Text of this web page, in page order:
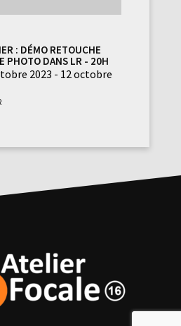
: démo retouche
photo dans LR - 20h
2023 - 12 octobre